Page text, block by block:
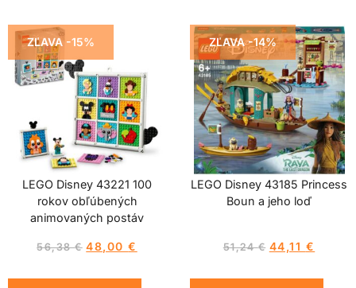
ZĽAVA -15%
LEGO Disney 43221 100
rokov obľúbených
animovaných postáv
56,38€ 48,00€
ZĽAVA -14%
LEGO Disney 43185 Princess
Boun a jeho loď
51,24€ 44,11 €